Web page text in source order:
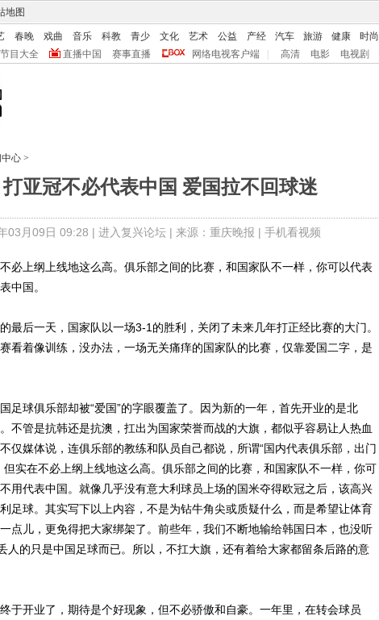
地图
春晚 戏曲 音乐 科教 青少 文化 艺术 公益 产经 汽车 旅游 健康 时尚
节目大全 直播中国 赛事直播 网络电视客户端 高清 电影 电视剧
心 >
亚冠不必代表中国 爱国拉不回球迷
03月09日 09:28 | 进入复兴论坛| 来源：重庆晚报 | 手机看视频
上纲上线地这么高。俱乐部之间的比赛，和国家队不一样，你可以代表
中国。
后一天，国家队以一场3-1的胜利，关闭了未来几年打正经比赛的大门。
看着像训练，没办法，一场无关痛痒的国家队的比赛，仅靠爱国二字，是
球俱乐部却被“爱国”的字眼覆盖了。因为新的一年，首先开业的是北
不管是抗韩还是抗澳，扛出为国家荣誉而战的大旗，都似乎容易让人热血
仅媒体说，连俱乐部的教练和队员自己都说，所谓“国内代表俱乐部，出门
但实在不必上纲上线地这么高。俱乐部之间的比赛，和国家队不一样，你可
用代表中国。就像几乎没有意大利球员上场的国米夺得欧冠之后，该高兴
足球。其实写下以上内容，不是为钻牛角尖或质疑什么，而是希望让体育
点儿，更免得把大家绑架了。前些年，我们不断地输给韩国日本，也没听
人的只是中国足球而已。所以，不扛大旗，还有着给大家都留条后路的意
开业了，期待是个好现象，但不必骄傲和自豪。一年里，在转会球员